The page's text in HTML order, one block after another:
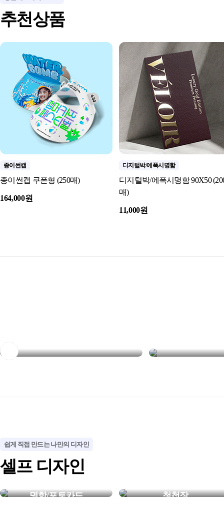
추천상품
종이썬캡
종이썬캡 쿠폰형 (250매)
164,000원
디지털박/에폭시명함
디지털박/에폭시명함 90X50
매)
11,000원
셀프 디자인
쉽게 직접 만드는 나만의 디자인
명함/포토카드 청첩장